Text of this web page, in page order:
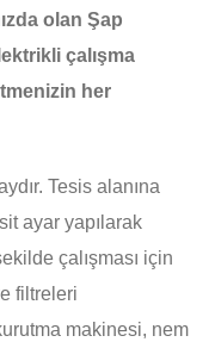
olan Şap
çalışma
her
Tesis alanına
ayar yapılarak
çalışması için
filtreleri
makinesi, nem